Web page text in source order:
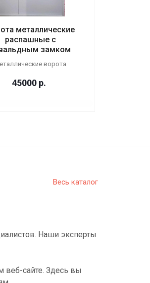
металлические
распашные с
замком
ворота
45000 р.
Весь каталог
Наши эксперты
веб-сайте. Здесь вы